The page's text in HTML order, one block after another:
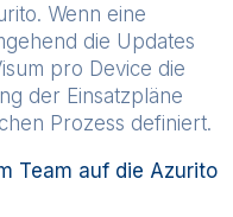
Wenn eine
die Updates
pro Device die
der Einsatzpläne
Prozess definiert.
Team auf die Azurito